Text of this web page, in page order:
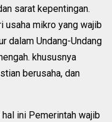
sarat kepentingan.
usaha mikro yang wajib
dalam Undang-Undang
khususnya
berusaha, dan
hal ini Pemerintah wajib